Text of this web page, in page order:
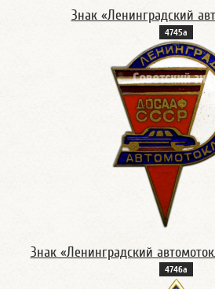
Знак «Ленинградский
4745а
Знак «Ленинградский
4746а